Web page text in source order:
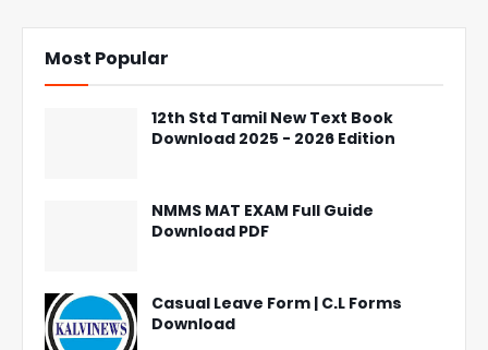
Most Popular
12th Std Tamil New Text Book
Download 2025 - 2026 Edition
NMMS MAT EXAM Full Guide
Download PDF
Casual Leave Form | C.L Forms
Download